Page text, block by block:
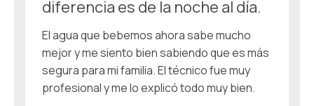
diferencia es de la noche al día.
El agua que bebemos ahora sabe mucho
mejor y me siento bien sabiendo que es más
segura para mi familia. El técnico fue muy
profesional y me lo explicó todo muy bien.